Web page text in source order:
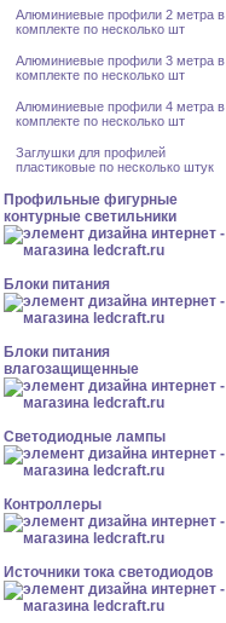
Алюминиевые профили 2 метра в
комплекте по несколько шт
Алюминиевые профили 3 метра в
комплекте по несколько шт
Алюминиевые профили 4 метра в
комплекте по несколько шт
Заглушки для профилей
пластиковые по несколько штук
Профильные фигурные
контурные светильники
Блоки питания
Блоки питания
влагозащищенные
Светодиодные лампы
Контроллеры
Источники тока светодиодов